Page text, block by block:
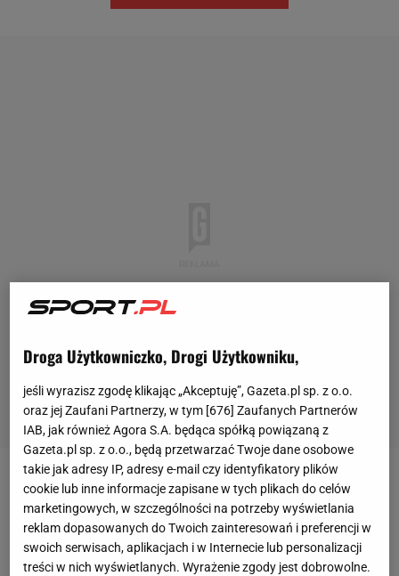
Maja Chwalińska już zapisała się w historiiturnieju
Paryżu.Polkajako kwalifikantka awansowała do
finału wielkoszlemowych zmagań, dokonując
czegoś, czego wcześniej na kortach Roland Garros
Droga Użytkowniczko, Drogi Użytkowniku,
jeśli wyrazisz zgodę klikając „Akceptuję”, Gazeta.pl sp. z o.o.
oraz jej Zaufani Partnerzy, w tym [676] Zaufanych Partnerów
IAB, jak również Agora S.A. będąca spółką powiązaną z
Gazeta.pl sp. z o.o., będą przetwarzać Twoje dane osobowe
takie jak adresy IP, adresy e-mail czy identyfikatory plików
cookie lub inne informacje zapisane w tych plikach do celów
marketingowych, w szczególności na potrzeby wyświetlania
reklam dopasowanych do Twoich zainteresowań i preferencji w
swoich serwisach, aplikacjach i w Internecie lub personalizacji
treści w nich wyświetlanych. Wyrażenie zgody jest dobrowolne.